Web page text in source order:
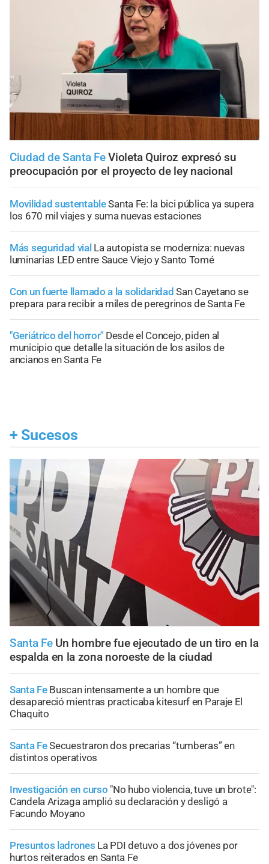
Ciudad de Santa Fe Violeta Quiroz expresó su
preocupación por el proyecto de ley nacional
Movilidad sustentableSanta Fe: la bici pública ya supera
los 670 mil viajes y suma nuevas estaciones
Más seguridad vial La autopista se moderniza: nuevas
luminarias LED entre Sauce Viejo y Santo Tomé
Con un fuerte llamado a la solidaridad San Cayetano se
prepara para recibir a miles de peregrinos de Santa Fe
"Geriátrico del horror" Desde el Concejo, piden al
municipio que detalle la situación de los asilos de
ancianos en Santa Fe
+ Sucesos
Santa Fe Un hombre fue ejecutado de un tiro en la
espalda en la zona noroeste de la ciudad
Santa Fe Buscan intensamente a un hombre que
desapareció mientras practicaba kitesurf en Paraje El
Chaquito
Santa FeSecuestraron dos precarias “tumberas” en
distintos operativos
Investigación en curso "No hubo violencia, tuve un brote":
Candela Arizaga amplió su declaración y desligó a
Facundo Moyano
Presuntos ladrones La PDI detuvo a dos jóvenes por
hurtos reiterados en Santa Fe